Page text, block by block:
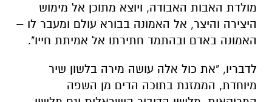
מולדת האבות האבודה, ויוצא מתוכן אל מימוש
היצירה והיצר, אל האמונה בבורא עולם ומעבר לו –
האמונה באדם ובהתמד חתירתו אל אמיתת חייו".
לדבריו, "את כול אלה עושה מירה בלשון שיר
מיוחדת, הממזגת בתוכה הדים מן השפה